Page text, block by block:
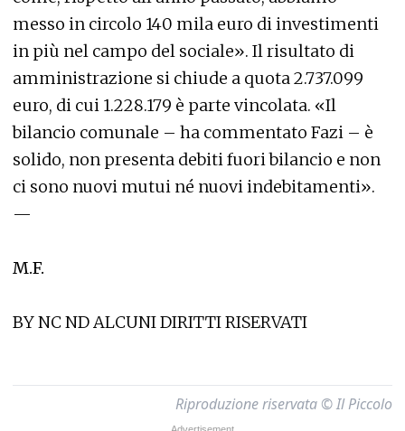
messo in circolo 140 mila euro di investimenti
in più nel campo del sociale». Il risultato di
amministrazione si chiude a quota 2.737.099
euro, di cui 1.228.179 è parte vincolata. «Il
bilancio comunale – ha commentato Fazi – è
solido, non presenta debiti fuori bilancio e non
ci sono nuovi mutui né nuovi indebitamenti».
—
M.F.
BY NC ND ALCUNI DIRITTI RISERVATI
Riproduzione riservata © Il Piccolo